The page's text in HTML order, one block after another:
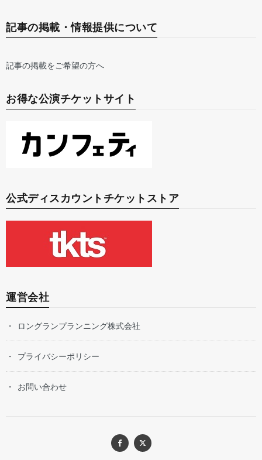
記事の掲載・情報提供について
記事の掲載をご希望の方へ
お得な公演チケットサイト
公式ディスカウントチケットストア
運営会社
ロングランプランニング株式会社
プライバシーポリシー
お問い合わせ